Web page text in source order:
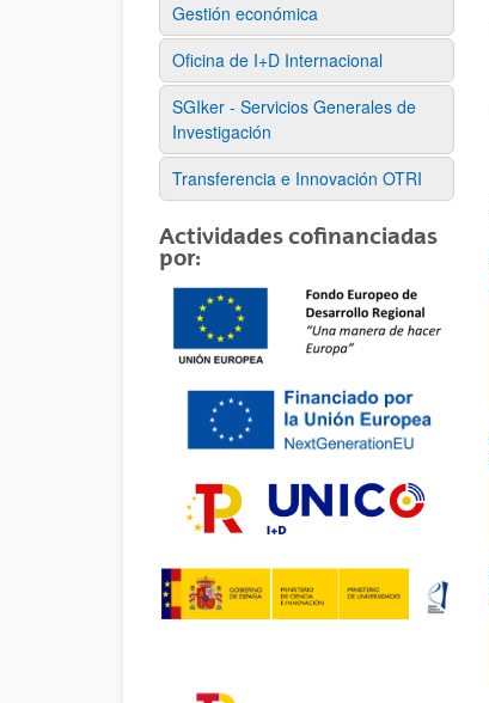
Gestión económica
Oficina de I+D Internacional
SGIker - Servicios Generales de
Investigación
Transferencia e Innovación OTRI
Actividades cofinanciadas
por: